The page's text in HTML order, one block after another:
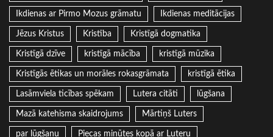
Ikdienas ar Pirmo Mozus grāmatu Ikdienas meditācijas
Jēzus Kristus Kristība Kristīgā dogmatika
Kristīgā dzīve kristīgā mācība kristīgā mūzika
Kristīgās ētikas un morāles rokasgrāmata kristīgā ētika
Lasāmviela ticības spēkam Lutera citāti lūgšana
Mazā katehisma skaidrojums Mārtiņš Luters
par lūgšanu Piecas minūtes kopā ar Luteru